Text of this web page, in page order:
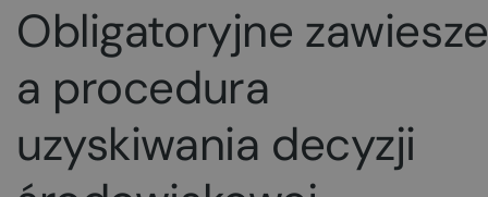
Obligatoryjne
a procedura
uzyskiwania decyzji